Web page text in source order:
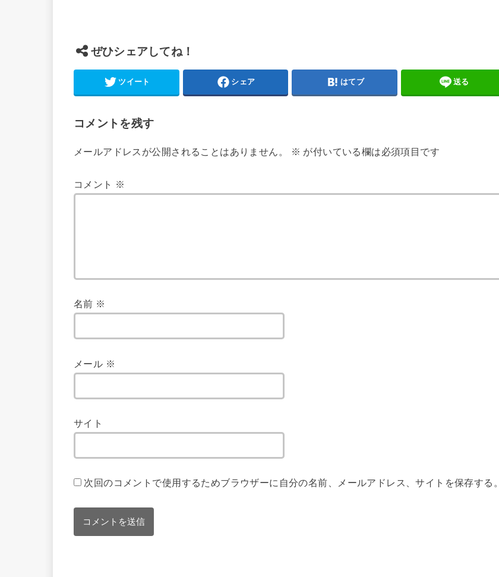
ぜひシェアしてね！
ツイート シェア はてブ 送る
コメントを残す
メールアドレスが公開されることはありません。 ※ が付いている欄は必須項目です
コメント ※
名前 ※
メール ※
サイト
次回のコメントで使用するためブラウザーに自分の名前、メールアドレス、サイトを保存する。